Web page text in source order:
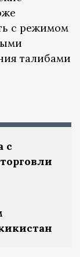
с режимом
талибами
с